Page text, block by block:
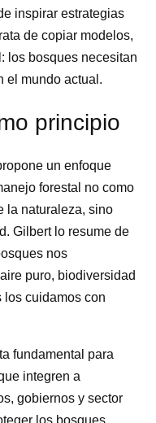
inspirar estrategias
de copiar modelos,
los bosques necesitan
el mundo actual.
principio
un enfoque
forestal no como
la naturaleza, sino
Gilbert lo resume de
nos
puro, biodiversidad
los cuidamos con
fundamental para
integren a
gobiernos y sector